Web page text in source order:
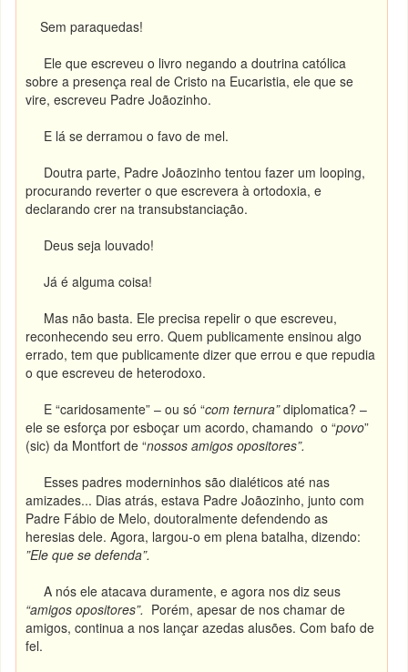
Sem paraquedas!
Ele que escreveu o livro negando a doutrina católica
sobre a presença real de Cristo na Eucaristia, ele que se
vire, escreveu Padre Joãozinho.
E lá se derramou o favo de mel.
Doutra parte, Padre Joãozinho tentou fazer um looping,
procurando reverter o que escrevera à ortodoxia, e
declarando crer na transubstanciação.
Deus seja louvado!
Já é alguma coisa!
Mas não basta. Ele precisa repelir o que escreveu,
reconhecendo seu erro. Quem publicamente ensinou algo
errado, tem que publicamente dizer que errou e que repudia
o que escreveu de heterodoxo.
E “caridosamente” – ou só “com ternura”diplomatica? –
ele se esforça por esboçar um acordo, chamando o “povo”
(sic) da Montfort de “nossos amigos opositores”.
Esses padres moderninhos são dialéticos até nas
amizades... Dias atrás, estava Padre Joãozinho, junto com
Padre Fábio de Melo, doutoralmente defendendo as
heresias dele. Agora, largou-o em plena batalha, dizendo:
”Ele que se defenda”.
A nós ele atacava duramente, e agora nos diz seus
“amigos opositores”. Porém, apesar de nos chamar de
amigos, continua a nos lançar azedas alusões. Com bafo de
fel.